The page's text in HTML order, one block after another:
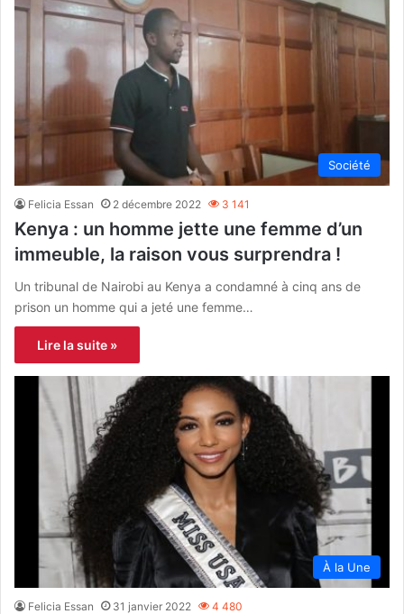
Société
Felicia Essan 2 décembre 2022 3 141
Kenya : un homme jette une femme d’un
immeuble, la raison vous surprendra !
Un tribunal de Nairobi au Kenya a condamné à cinq ans de
prison un homme qui a jeté une femme…
Lire la suite »
À la Une
Felicia Essan 31 janvier 2022 4 480